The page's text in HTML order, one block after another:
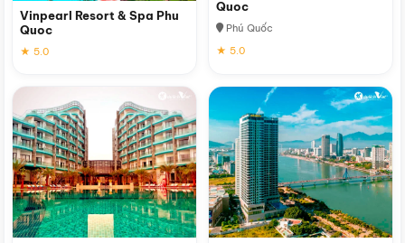
Vinpearl Resort & Spa Phu
Quoc
★ 5.0
Quoc
Phú Quốc
★ 5.0